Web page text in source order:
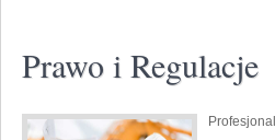
Prawo i Regulacje